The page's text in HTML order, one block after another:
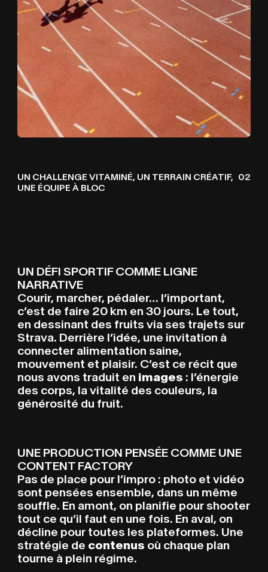
UN CHALLENGE VITAMINÉ, UN TERRAIN CRÉATIF,
UNE ÉQUIPE À BLOC
02
UN DÉFI SPORTIF COMME LIGNE
NARRATIVE
Courir, marcher, pédaler… l’important,
c’est de faire 20 km en 30 jours. Le tout,
en dessinant des fruits via ses trajets sur
Strava. Derrière l’idée, une invitation à
connecter alimentation saine,
mouvement et plaisir. C’est ce récit que
nous avons traduit en images : l’énergie
des corps, la vitalité des couleurs, la
générosité du fruit.
UNE PRODUCTION PENSÉE COMME UNE
CONTENT FACTORY
Pas de place pour l’impro : photo et vidéo
sont pensées ensemble, dans un même
souffle. En amont, on planifie pour shooter
tout ce qu’il faut en une fois. En aval, on
décline pour toutes les plateformes. Une
stratégie de contenus où chaque plan
tourne à plein régime.